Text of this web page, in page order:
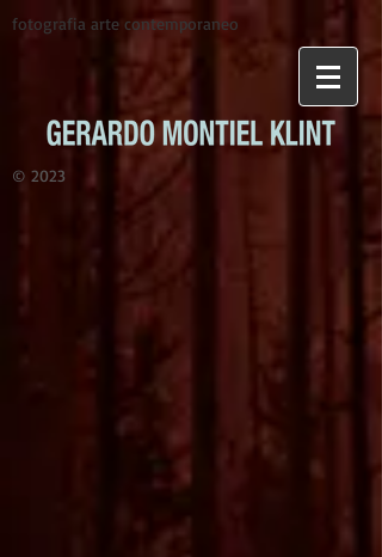
fotografia arte contemporaneo
© 2023